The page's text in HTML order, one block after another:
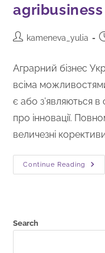
agribusiness
kameneva_yulia
Аграрний бізнес
всіма
є або з’являються в
про інновації.
величезні
Continue Reading
Search